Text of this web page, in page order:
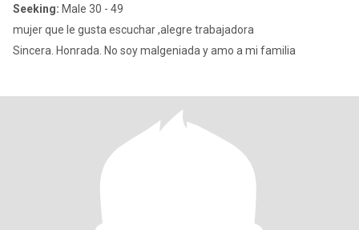
Seeking: Male 30 - 49
mujer que le gusta escuchar ,alegre trabajadora
Sincera. Honrada. No soy malgeniada y amo a mi familia